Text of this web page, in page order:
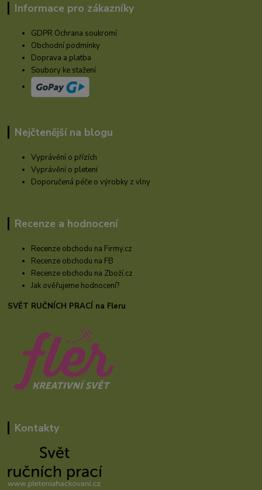
Informace pro zákazníky
GDPR Ochrana soukromí
Obchodní podmínky
Doprava a platba
Soubory ke stažení
Nejčtenější na blogu
Vyprávění o přízích
Vyprávění o pletení
Doporučená péče o výrobky z vlny
Recenze a hodnocení
Recenze obchodu na Firmy.cz
Recenze obchodu na FB
Recenze obchodu na Zboží.cz
Jak ověřujeme hodnocení?
SVĚT RUČNÍCH PRACÍ na Fleru
Kontakty